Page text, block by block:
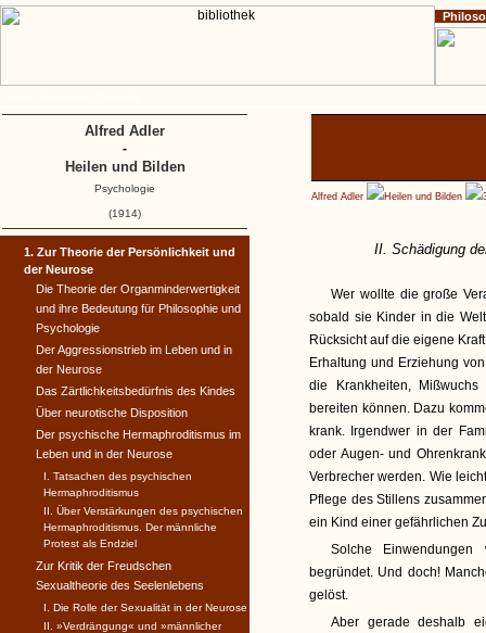
Alfred Adler Heilen und Bilden
II. Schädigung
Wer wollte die große
sobald sie Kinder in die
Rücksicht auf die eigene
Erhaltung und Erziehung
die Krankheiten,
bereiten können. Dazu
krank. Irgendwer in der
oder Augen- und
Verbrecher werden. Wie
Pflege des Stillens
ein Kind einer gefährlichen
Solche
begründet. Und doch!
gelöst.
Aber gerade deshalb
1. Zur Theorie der Persönlichkeit und
der Neurose
Die Theorie der Organminder­wertigkeit
und ihre Bedeutung für Philosophie und
Psychologie
Der Aggressionstrieb im Leben und in
der Neurose
Das Zärtlichkeitsbedürfnis des Kindes
Über neurotische Disposition
Der psychische Hermaphroditis­mus im
Leben und in der Neurose
I. Tatsachen des psychischen
Hermaphroditismus
II. Über Verstärkungen des psychischen
Hermaphroditismus. Der männliche
Protest als Endziel
Zur Kritik der Freudschen
Sexualtheorie des Seelenlebens
I. Die Rolle der Sexualität in der Neurose
II. »Verdrängung« und »männ­licher
Alfred Adler
-
Heilen und Bilden
Psychologie
(1914)